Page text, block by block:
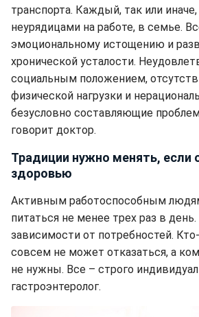
транспорта. Каждый, так или
неурядицами на работе, в семье.
эмоциональному истощению и
хронической усталости.
социальным положением,
физической нагрузки и
безусловно составляющие
говорит доктор.
Традиции нужно менять, если
здоровью
Активным работоспособным
питаться не менее трех раз в
зависимости от потребностей.
совсем не может отказаться, а
не нужны. Все – строго
гастроэнтеролог.